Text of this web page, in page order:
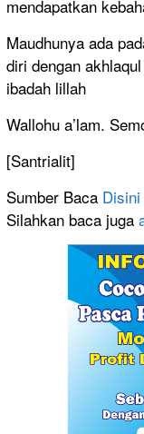
mendapatkan
Maudhunya ada
diri dengan
ibadah lillah
Wallohu a’lam.
[Santrialit]
Sumber Baca Disini
Silahkan baca juga